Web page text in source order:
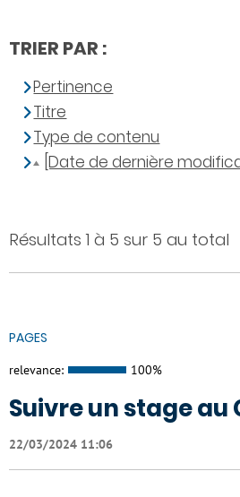
Résultats 1 à 5 sur 5 au total
PAGES
relevance: 100%
Suivre un stage au
22/03/2024 11:06
TRIER PAR :
Pertinence
Titre
Type de contenu
[Date de dernière